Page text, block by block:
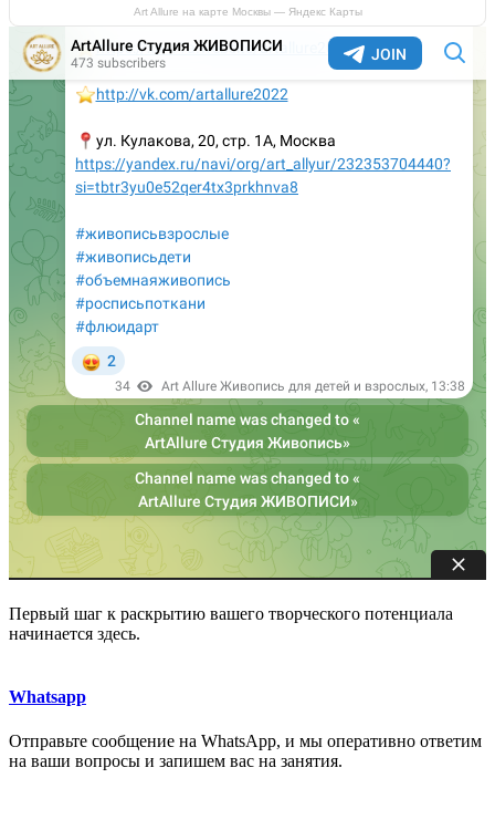
Art Allure на карте Москвы — Яндекс Карты
Первый шаг к раскрытию вашего творческого потенциала
начинается здесь.
Whatsapp
Отправьте сообщение на WhatsApp, и мы оперативно ответим
на ваши вопросы и запишем вас на занятия.